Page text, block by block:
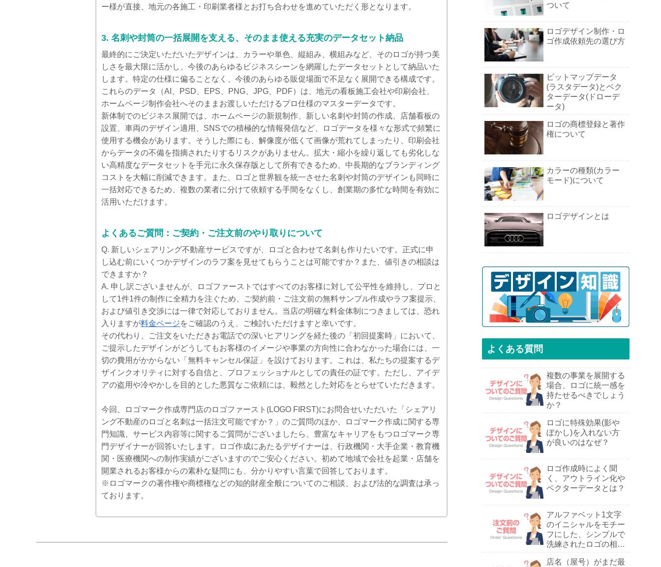
ー様が直接、地元の各施工・印刷業者様とお打ち合わせを進めていただく形となります。
3. 名刺や封筒の一括展開を支える、そのまま使える充実のデータセット納品
最終的にご決定いただいたデザインは、カラーや単色、縦組み、横組みなど、そのロゴが持つ美
しさを最大限に活かし、今後のあらゆるビジネスシーンを網羅したデータセットとして納品いた
します。特定の仕様に偏ることなく、今後のあらゆる販促場面で不足なく展開できる構成です。
これらのデータ（AI、PSD、EPS、PNG、JPG、PDF）は、地元の看板施工会社や印刷会社、
ホームページ制作会社へそのままお渡しいただけるプロ仕様のマスターデータです。
新体制でのビジネス展開では、ホームページの新規制作、新しい名刺や封筒の作成、店舗看板の
設置、車両のデザイン適用、SNSでの積極的な情報発信など、ロゴデータを様々な形式で頻繁に
使用する機会があります。そうした際にも、解像度が低くて画像が荒れてしまったり、印刷会社
からデータの不備を指摘されたりするリスクがありません。拡大・縮小を繰り返しても劣化しな
い高精度なデータセットを手元に永久保存版として所有できるため、中長期的なブランディング
コストを大幅に削減できます。また、ロゴと世界観を統一させた名刺や封筒のデザインも同時に
一括対応できるため、複数の業者に分けて依頼する手間をなくし、創業期の多忙な時間を有効に
活用いただけます。
よくあるご質問：ご契約・ご注文前のやり取りについて
Q. 新しいシェアリング不動産サービスですが、ロゴと合わせて名刺も作りたいです。正式に申
し込む前にいくつかデザインのラフ案を見せてもらうことは可能ですか？また、値引きの相談は
できますか？
A. 申し訳ございませんが、ロゴファーストではすべてのお客様に対して公平性を維持し、プロと
して1件1件の制作に全精力を注ぐため、ご契約前・ご注文前の無料サンプル作成やラフ案提示、
および値引き交渉には一律で対応しておりません。当店の明確な料金体制につきましては、恐れ
入りますが料金ページをご確認のうえ、ご検討いただけますと幸いです。
その代わり、ご注文をいただきお電話での深いヒアリングを経た後の「初回提案時」において、
ご提示したデザインがどうしてもお客様のイメージや事業の方向性に合わなかった場合には、一
切の費用がかからない「無料キャンセル保証」を設けております。これは、私たちの提案するデ
ザインクオリティに対する自信と、プロフェッショナルとしての責任の証です。ただし、アイデ
アの盗用や冷やかしを目的とした悪質なご依頼には、毅然とした対応をとらせていただきます。
今回、ロゴマーク作成専門店のロゴファースト(LOGO FIRST)にお問合せいただいた「シェアリ
ング不動産のロゴと名刺は一括注文可能ですか？」のご質問のほか、ロゴマーク作成に関する専
門知識、サービス内容等に関するご質問がございましたら、豊富なキャリアをもつロゴマーク専
門デザイナーが回答いたします。ロゴ作成にあたるデザイナーは、行政機関・大手企業・教育機
関・医療機関への制作実績がございますのでご安心ください。初めて地域で会社を起業・店舗を
開業されるお客様からの素朴な疑問にも、分かりやすい言葉で回答しております。
※ロゴマークの著作権や商標権などの知的財産全般についてのご相談、および法的な調査は承っ
ております。
ついて
ロゴデザイン制作・ロ
ゴ作成依頼先の選び方
ビットマップデータ
(ラスタデータ)とベク
ターデータ(ドローデ
ータ)
ロゴの商標登録と著作
権について
カラーの種類(カラー
モード)について
ロゴデザインとは
よくある質問
複数の事業を展開する
場合、ロゴに統一感を
持たせるべきでしょう
か？
ロゴに特殊効果(影や
ぼかし)を入れない方
が良いのはなぜ？
ロゴ作成時によく聞
く、アウトライン化や
ベクターデータとは？
アルファベット1文字
のイニシャルをモチー
フにした、シンプルで
洗練されたロゴの相談
店名（屋号）がまだ最